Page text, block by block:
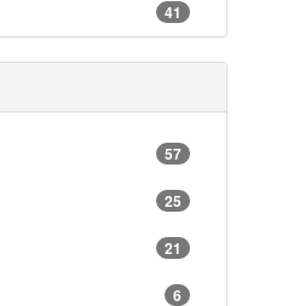
*
*
41
2
51
29
20
8
5
57
25
21
6